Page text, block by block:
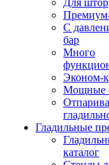
Для штор
С
бар
Много
Эконом-
Мощные
Гладильные
каталог